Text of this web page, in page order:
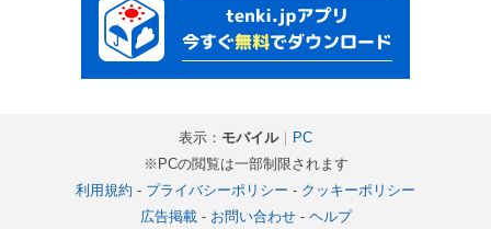
表示： モバイル｜ PC
※PCの閲覧は一部制限されます
利用規約 - プライバシーポリシー - クッキーポリシー
広告掲載- お問い合わせ- ヘルプ